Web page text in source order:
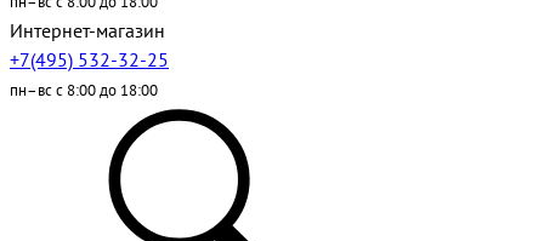
Интернет-магазин
+7(495) 532-32-25
пн–вс с 8:00 до 18:00